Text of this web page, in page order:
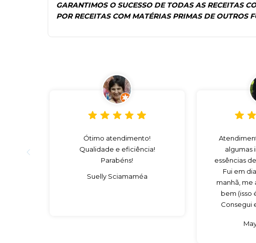
GARANTIMOS O SUCESSO DE TODAS AS RECEITAS
POR RECEITAS COM MATÉRIAS PRIMAS DE OUTROS
Ótimo atendimento!
Qualidade e eficiência!
Parabéns!
Suelly Sciamaméa
algumas
essências
Fui em
manhã, me
bem (isso
Consegui
comprar.